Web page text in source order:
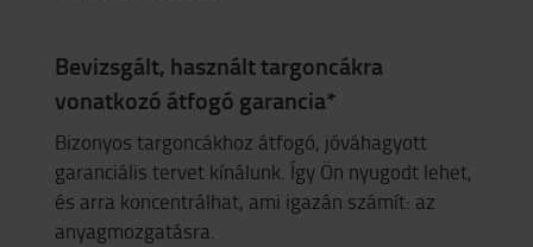
Bevizsgált, használt targoncákra
vonatkozó átfogó garancia*
Bizonyos targoncákhoz átfogó, jóváhagyott
garanciális tervet kínálunk. Így Ön nyugodt lehet,
és arra koncentrálhat, ami igazán számít: az
anyagmozgatásra.